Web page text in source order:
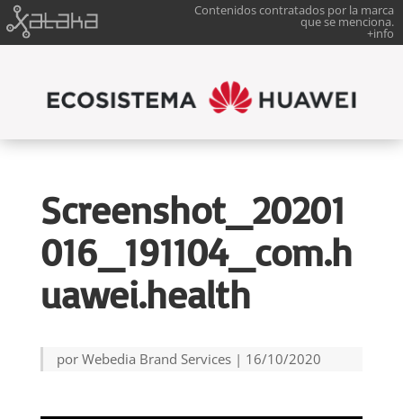
Contenidos contratados por la marca
que se menciona.
+info
Screenshot_20201
016_191104_com.h
uawei.health
por Webedia Brand Services| 16/10/2020